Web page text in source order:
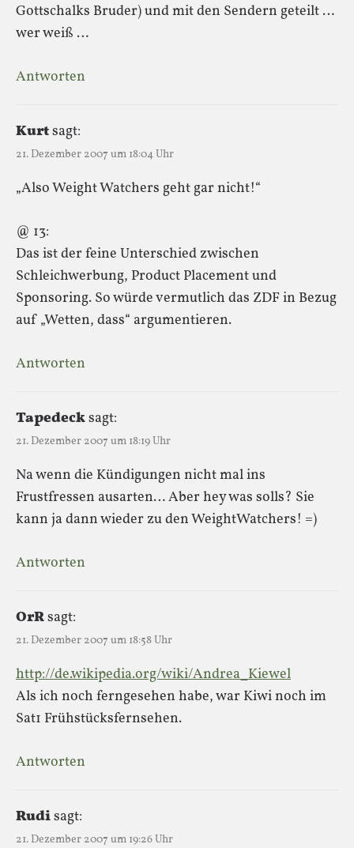
Gottschalks Bruder) und mit den Sendern geteilt …
wer weiß …
Antworten
Kurtsagt:
21. Dezember 2007 um 18:04 Uhr
„Also Weight Watchers geht gar nicht!“
@ 13:
Das ist der feine Unterschied zwischen
Schleichwerbung, Product Placement und
Sponsoring. So würde vermutlich das ZDF in Bezug
auf „Wetten, dass“ argumentieren.
Antworten
Tapedecksagt:
21. Dezember 2007 um 18:19 Uhr
Na wenn die Kündigungen nicht mal ins
Frustfressen ausarten… Aber hey was solls? Sie
kann ja dann wieder zu den WeightWatchers! =)
Antworten
OrRsagt:
21. Dezember 2007 um 18:58 Uhr
http://de.wikipedia.org/wiki/Andrea_Kiewel
Als ich noch ferngesehen habe, war Kiwi noch im
Sat1 Frühstücksfernsehen.
Antworten
Rudisagt:
21. Dezember 2007 um 19:26 Uhr